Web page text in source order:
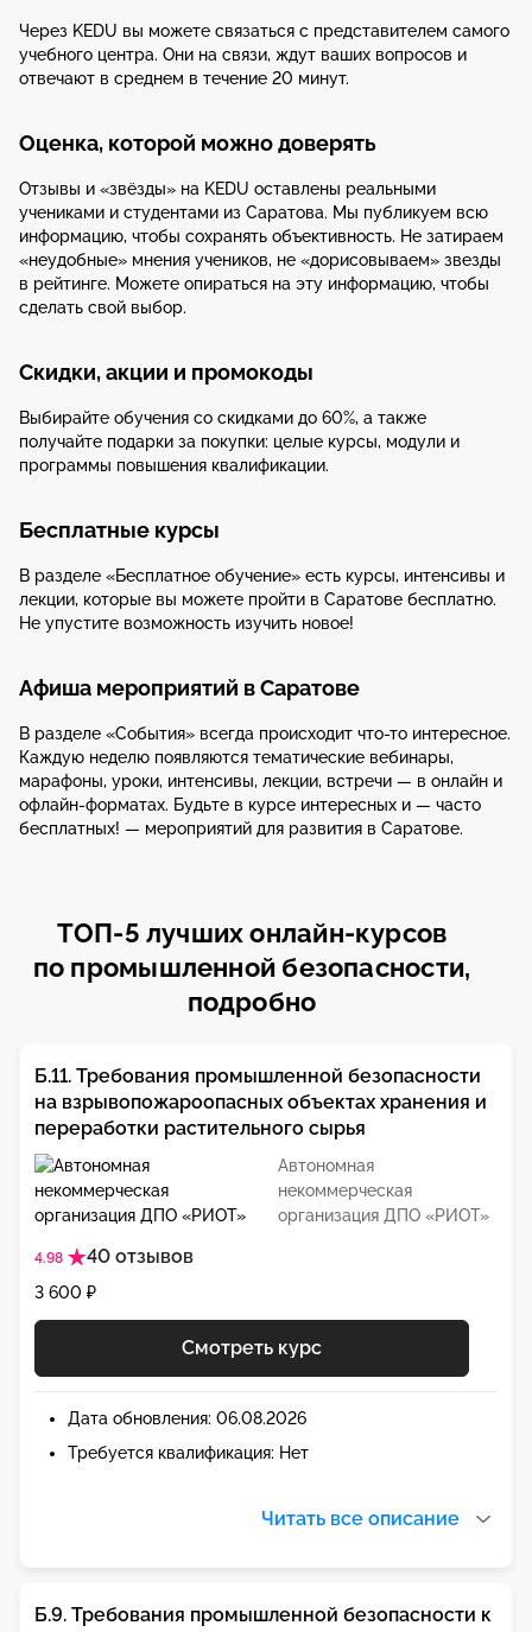
Через KEDU вы можете связаться с представителем самого
учебного центра. Они на связи, ждут ваших вопросов и
отвечают в среднем в течение 20 минут.
Оценка, которой можно доверять
Отзывы и «звёзды» на KEDU оставлены реальными
учениками и студентами из Саратова. Мы публикуем всю
информацию, чтобы сохранять объективность. Не затираем
«неудобные» мнения учеников, не «дорисовываем» звезды
в рейтинге. Можете опираться на эту информацию, чтобы
сделать свой выбор.
Скидки, акции и промокоды
Выбирайте обучения со скидками до 60%, а также
получайте подарки за покупки: целые курсы, модули и
программы повышения квалификации.
Бесплатные курсы
В разделе «Бесплатное обучение» есть курсы, интенсивы и
лекции, которые вы можете пройти в Саратове бесплатно.
Не упустите возможность изучить новое!
Афиша мероприятий в Саратове
В разделе «События» всегда происходит что-то интересное.
Каждую неделю появляются тематические вебинары,
марафоны, уроки, интенсивы, лекции, встречи — в онлайн и
офлайн-форматах. Будьте в курсе интересных и — часто
бесплатных! — мероприятий для развития в Саратове.
ТОП-5 лучших онлайн-курсов
по промышленной безопасности,
подробно
Автономная
некоммерческая
организация ДПО «РИОТ»
4.98 40 отзывов
Б.11. Требования промышленной безопасности
на взрывопожароопасных объектах хранения и
переработки растительного сырья
3 600 ₽
Смотреть курс
Дата обновления: 06.08.2026
Требуется квалификация: Нет
Читать все описание
Б.9. Требования промышленной безопасности к